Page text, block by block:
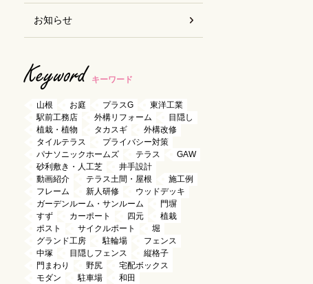
お知らせ
Keyword キーワード
山根 お庭 プラスG
東洋工業
駅前工務店
外構リフォーム
目隠し
植栽・植物
タカスギ
外構改修
タイルテラス
プライバシー対策
パナソニックホームズ
テラス
GAW
砂利敷き・人工芝
井手設計
動画紹介
テラス土間・屋根
施工例
フレーム
新人研修
ウッドデッキ
ガーデンルーム・サンルーム
門塀
すず
カーポート 四元
植栽
ポスト
サイクルポート
堀
グランド工房
駐輪場
フェンス
中塚
目隠しフェンス
縦格子
門まわり
野尻
宅配ボックス
モダン
駐車場
和田